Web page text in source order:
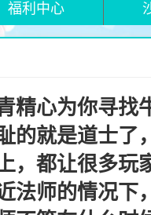
福利中心
精心为你寻找
的就是道士了
，都让很多玩
法师的情况下